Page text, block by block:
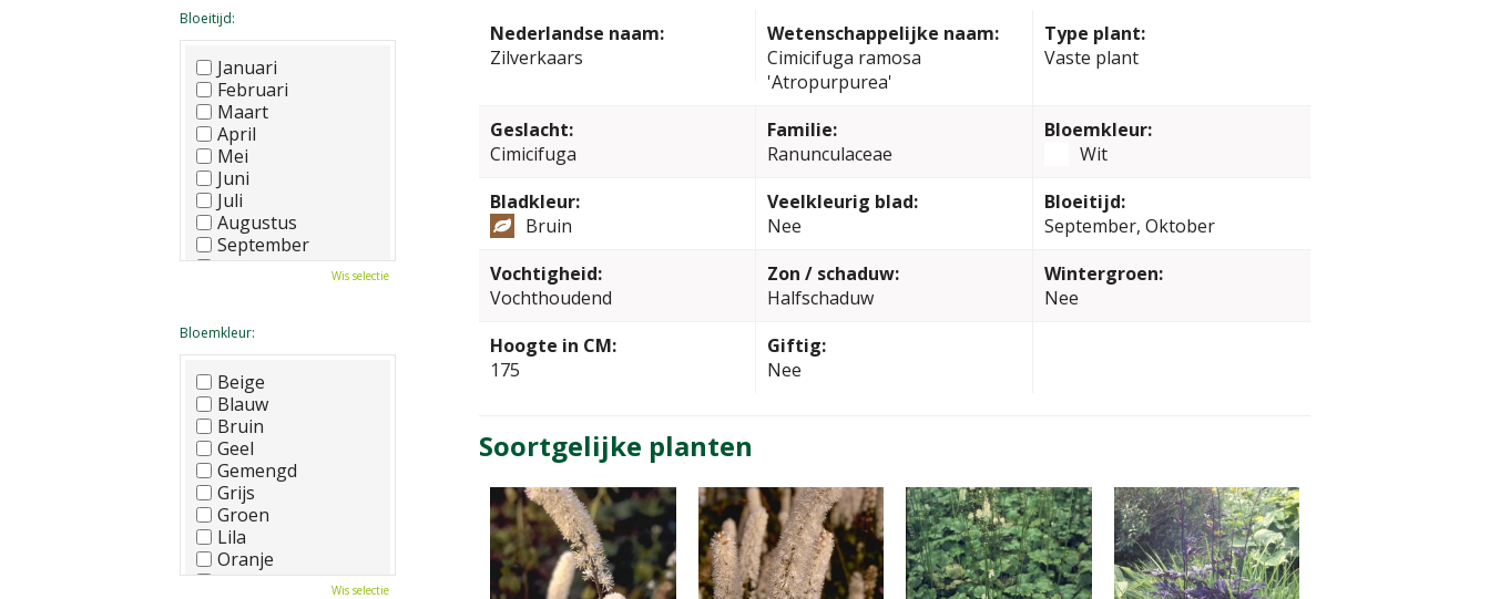
Nederlandse naam:
Zilverkaars
Wetenschappelijke naam:
Cimicifuga ramosa
'Atropurpurea'
Type plant:
Vaste plant
Geslacht:
Cimicifuga
Familie:
Ranunculaceae
Bloemkleur:
Wit
Bladkleur:
Bruin
Veelkleurig blad:
Nee
Bloeitijd:
September, Oktober
Vochtigheid:
Vochthoudend
Zon / schaduw:
Halfschaduw
Wintergroen:
Nee
Hoogte in CM:
175
Giftig:
Nee
Soortgelijke planten
Bloeitijd:
Januari
Februari
Maart
April
Mei
Juni
Juli
Augustus
September
Oktober
Wis selectie
Bloemkleur:
Beige
Blauw
Bruin
Geel
Gemengd
Grijs
Groen
Lila
Oranje
Paars
Wis selectie